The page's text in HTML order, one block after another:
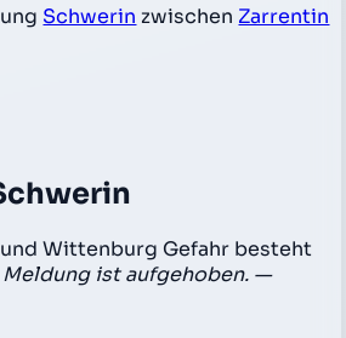
Schwerin zwischen Zarrentin
Wittenburg Gefahr besteht
ist aufgehoben. —